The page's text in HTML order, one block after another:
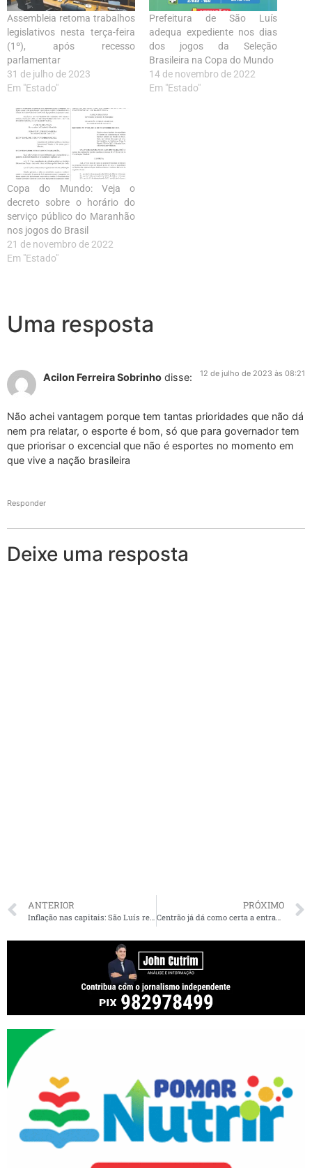
Assembleia retoma trabalhos
legislativos nesta terça-feira
(1º), após recesso
parlamentar
31 de julho de 2023
Em "Estado"
Prefeitura de São Luís
adequa expediente nos dias
dos jogos da Seleção
Brasileira na Copa do Mundo
14 de novembro de 2022
Em "Estado"
Copa do Mundo: Veja o
decreto sobre o horário do
serviço público do Maranhão
nos jogos do Brasil
21 de novembro de 2022
Em "Estado"
Uma resposta
Acilon Ferreira Sobrinho disse: 12 de julho de 2023 às 08:21
Não achei vantagem porque tem tantas prioridades que não dá
nem pra relatar, o esporte é bom, só que para governador tem
que priorisar o excencial que não é esportes no momento em
que vive a nação brasileira
Responder
Deixe uma resposta
ANTERIOR PRÓXIMO
Centrão já dá como certa a entrada de Fufuca e outros nomes no governo Lula. Veja o que pode mudar